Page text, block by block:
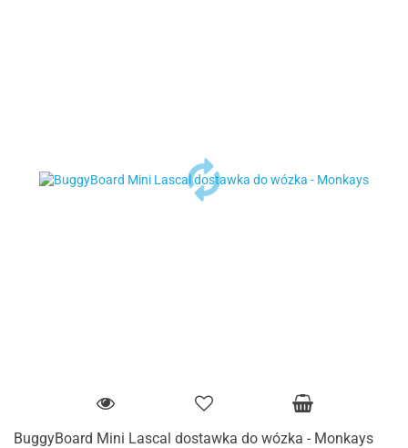
BuggyBoard Mini Lascal dostawka do wózka - Monkays